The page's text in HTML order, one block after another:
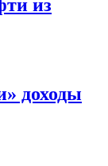
из
доходы